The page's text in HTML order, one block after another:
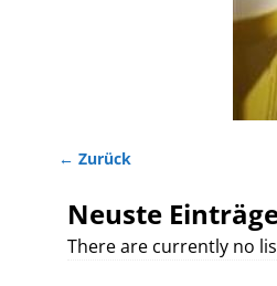
← Zurück
Neuste
There are currently no